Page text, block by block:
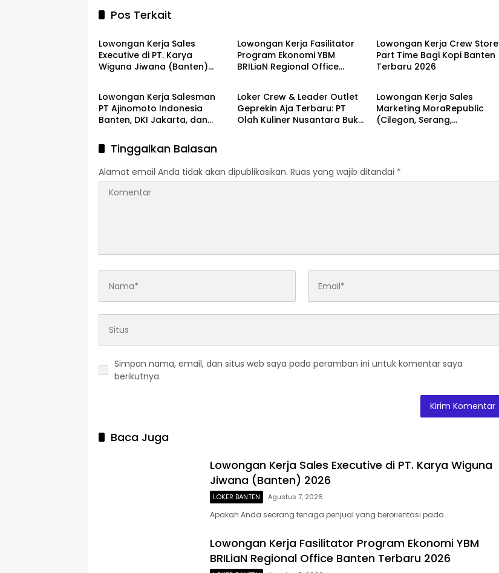
Pos Terkait
LOKER BANTEN
Lowongan Kerja Sales
Executive di PT. Karya
Wiguna Jiwana (Banten)
Lowongan Kerja Fasilitator
Program Ekonomi YBM
BRILiaN Regional Office
Lowongan Kerja Crew Store
Part Time Bagi Kopi Banten
Terbaru 2026
LOKER BANTEN
Lowongan Kerja Salesman
PT Ajinomoto Indonesia
Banten, DKI Jakarta, dan
LOKER BANTEN
Loker Crew & Leader Outlet
Geprekin Aja Terbaru: PT
Olah Kuliner Nusantara Buka
LOKER BANTEN
Lowongan Kerja Sales
Marketing MoraRepublic
(Cilegon, Serang,
Tinggalkan Balasan
Alamat email Anda tidak akan dipublikasikan. Ruas yang wajib ditandai *
Simpan nama, email, dan situs web saya pada peramban ini untuk komentar saya
berikutnya.
Baca Juga
Lowongan Kerja Sales Executive di PT. Karya Wiguna
Jiwana (Banten) 2026
LOKER BANTEN Agustus 7, 2026
Apakah Anda seorang tenaga penjual yang berorientasi pada…
Lowongan Kerja Fasilitator Program Ekonomi YBM
BRILiaN Regional Office Banten Terbaru 2026